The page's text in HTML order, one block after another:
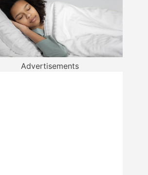
Advertisements